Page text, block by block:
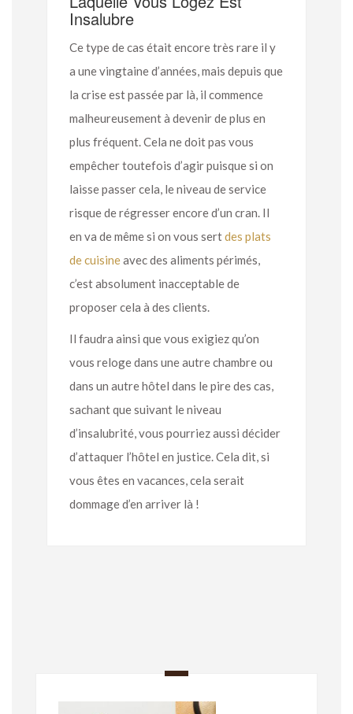
Insalubre
Ce type de cas était encore très rare il y
a une vingtaine d’années, mais depuis que
la crise est passée par là, il commence
malheureusement à devenir de plus en
plus fréquent. Cela ne doit pas vous
empêcher toutefois d’agir puisque si on
laisse passer cela, le niveau de service
risque de régresser encore d’un cran. Il
en va de même si on vous sertdes plats
de cuisineavec des aliments périmés,
c’est absolument inacceptable de
proposer cela à des clients.
Il faudra ainsi que vous exigiez qu’on
vous reloge dans une autre chambre ou
dans un autre hôtel dans le pire des cas,
sachant que suivant le niveau
d’insalubrité, vous pourriez aussi décider
d’attaquer l’hôtel en justice. Cela dit, si
vous êtes en vacances, cela serait
dommage d’en arriver là !